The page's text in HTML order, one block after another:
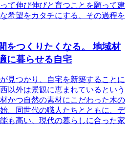
て伸び伸びと育つことを願って建
希望をカタチにする、その過程を
をつくりたくなる。 地域材
に暮らせる自宅
見つかり、自宅を新築することに
以外は景観に恵まれているという
かつ自然の素材にこだわった木の
。同世代の職人たちとともに、デ
も高い、現代の暮らしに合った家